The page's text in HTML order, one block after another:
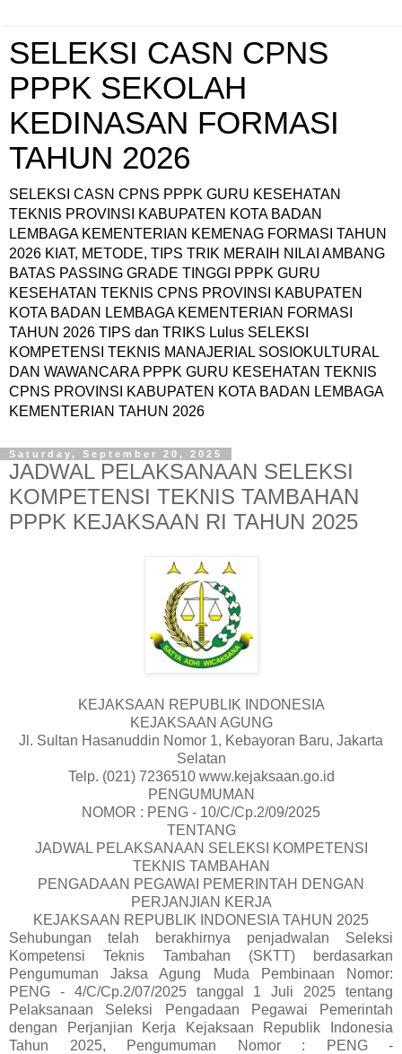
SELEKSI CASN CPNS
PPPK SEKOLAH
KEDINASAN FORMASI
TAHUN 2026
SELEKSI CASN CPNS PPPK GURU KESEHATAN
TEKNIS PROVINSI KABUPATEN KOTA BADAN
LEMBAGA KEMENTERIAN KEMENAG FORMASI TAHUN
2026 KIAT, METODE, TIPS TRIK MERAIH NILAI AMBANG
BATAS PASSING GRADE TINGGI PPPK GURU
KESEHATAN TEKNIS CPNS PROVINSI KABUPATEN
KOTA BADAN LEMBAGA KEMENTERIAN FORMASI
TAHUN 2026 TIPS dan TRIKS Lulus SELEKSI
KOMPETENSI TEKNIS MANAJERIAL SOSIOKULTURAL
DAN WAWANCARA PPPK GURU KESEHATAN TEKNIS
CPNS PROVINSI KABUPATEN KOTA BADAN LEMBAGA
KEMENTERIAN TAHUN 2026
Saturday, September 20, 2025
JADWAL PELAKSANAAN SELEKSI
KOMPETENSI TEKNIS TAMBAHAN
PPPK KEJAKSAAN RI TAHUN 2025
KEJAKSAAN REPUBLIK INDONESIA
KEJAKSAAN AGUNG
Jl. Sultan Hasanuddin Nomor 1, Kebayoran Baru, Jakarta
Selatan
Telp. (021) 7236510 www.kejaksaan.go.id
PENGUMUMAN
NOMOR : PENG - 10/C/Cp.2/09/2025
TENTANG
JADWAL PELAKSANAAN SELEKSI KOMPETENSI
TEKNIS TAMBAHAN
PENGADAAN PEGAWAI PEMERINTAH DENGAN
PERJANJIAN KERJA
KEJAKSAAN REPUBLIK INDONESIA TAHUN 2025
Sehubungan telah berakhirnya penjadwalan Seleksi
Kompetensi Teknis Tambahan (SKTT) berdasarkan
Pengumuman Jaksa Agung Muda Pembinaan Nomor:
PENG - 4/C/Cp.2/07/2025 tanggal 1 Juli 2025 tentang
Pelaksanaan Seleksi Pengadaan Pegawai Pemerintah
dengan Perjanjian Kerja Kejaksaan Republik Indonesia
Tahun 2025, Pengumuman Nomor : PENG -